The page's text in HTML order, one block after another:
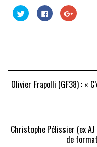
Cliquez
pour
partager
fenêtre)
Cliquez
pour
partager
fenêtre)
Cliquez
pour
nouvelle
fenêtre)
Olivier Frapolli (GF38) : «
Christophe Pélissier (ex
de